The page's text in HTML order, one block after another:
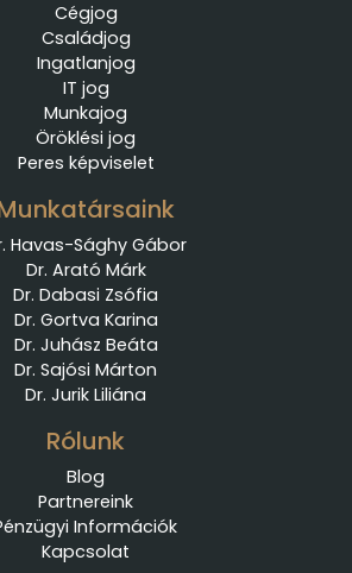
Cégjog
Családjog
Ingatlanjog
IT jog
Munkajog
Öröklési jog
Peres képviselet
Havas-Sághy Gábor
Dr. Arató Márk
Dr. Dabasi Zsófia
Dr. Gortva Karina
Dr. Juhász Beáta
Dr. Sajósi Márton
Dr. Jurik Liliána
Rólunk
Blog
Partnereink
Információk
Kapcsolat